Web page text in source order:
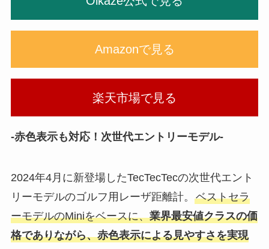
Amazonで見る
楽天市場で見る
-赤色表示も対応！次世代エントリーモデル-
2024年4月に新登場したTecTecTecの次世代エント
リーモデルのゴルフ用レーザ距離計。 ベストセラ
ーモデルのMiniをベースに、業界最安値クラスの価
格でありながら、赤色表示による見やすさを実現